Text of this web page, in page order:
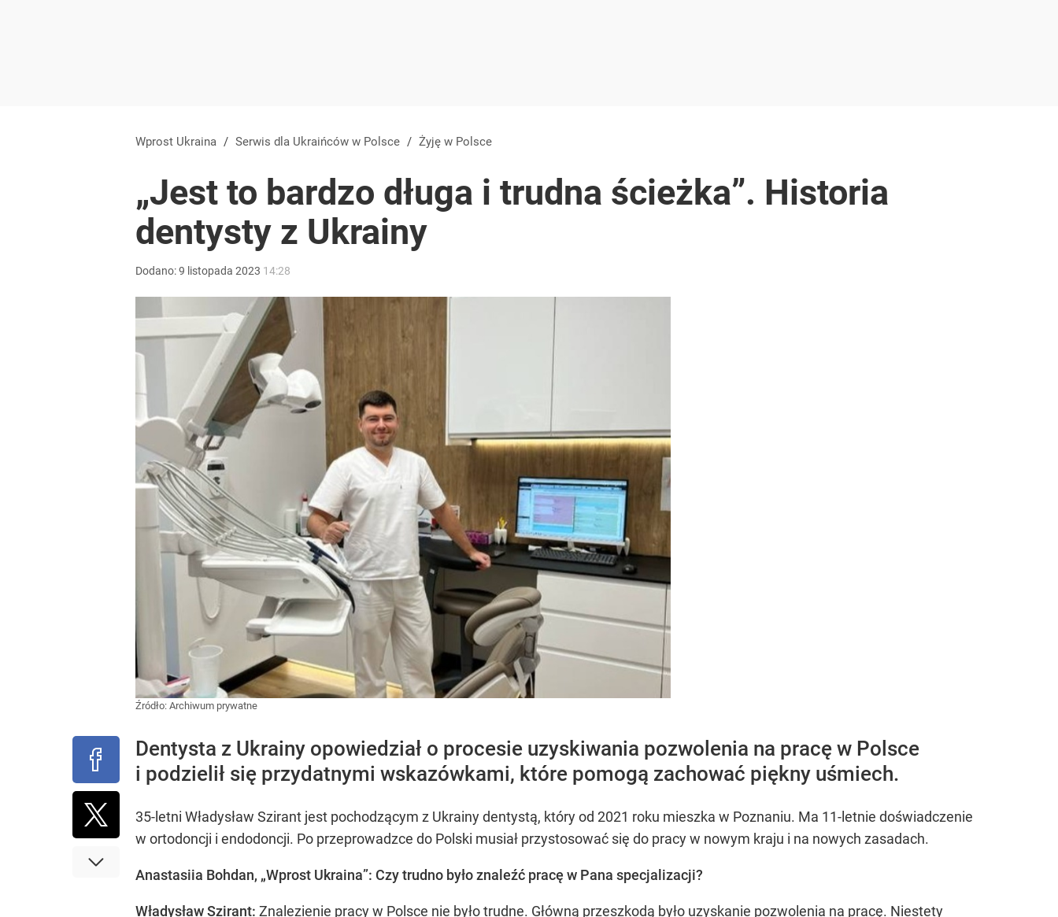
Wprost Ukraina / Serwis dla Ukraińców w Polsce / Żyję w Polsce
„Jest to bardzo długa i trudna ścieżka”. Historia
dentysty z Ukrainy
Dodano:9 listopada 2023 14:28
Źródło: Archiwum prywatne
Dentysta z Ukrainy opowiedział o procesie uzyskiwania pozwolenia na pracę w Polsce
i podzielił się przydatnymi wskazówkami, które pomogą zachować piękny uśmiech.
35-letni Władysław Szirant jest pochodzącym z Ukrainy dentystą, który od 2021 roku mieszka w Poznaniu. Ma 11-letnie doświadczenie
w ortodoncji i endodoncji. Po przeprowadzce do Polski musiał przystosować się do pracy w nowym kraju i na nowych zasadach.
Anastasiia Bohdan, „Wprost Ukraina”: Czy trudno było znaleźć pracę w Pana specjalizacji?
Władysław Szirant: Znalezienie pracy w Polsce nie było trudne. Główną przeszkodą było uzyskanie pozwolenia na pracę. Niestety